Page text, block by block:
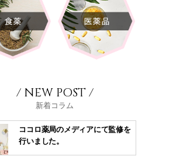
/ NEW POST /
新着コラム
ココロ薬局のメディアにて監修を
行いました。